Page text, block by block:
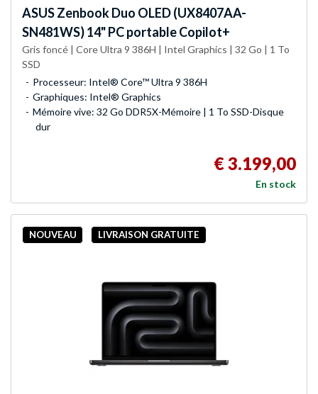
ASUSZenbook Duo OLED (UX8407AA-
SN481WS) 14" PC portable Copilot+
Gris foncé | Core Ultra 9 386H | Intel Graphics | 32 Go | 1 To
SSD
Processeur: Intel® Core™ Ultra 9 386H
Graphiques: Intel® Graphics
Mémoire vive: 32 Go DDR5X-Mémoire | 1 To SSD-Disque
dur
€ 3.199,00
En stock
NOUVEAU LIVRAISON GRATUITE